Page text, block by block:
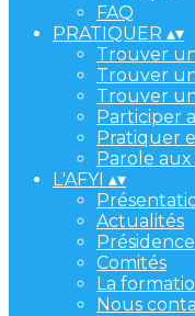
FAQ
PRATIQUER ▴▾
Trouver
Trouver
Trouver
Participer
Pratiquer
Parole
L'AFYI ▴▾
Actualités
Comités
La
Nous